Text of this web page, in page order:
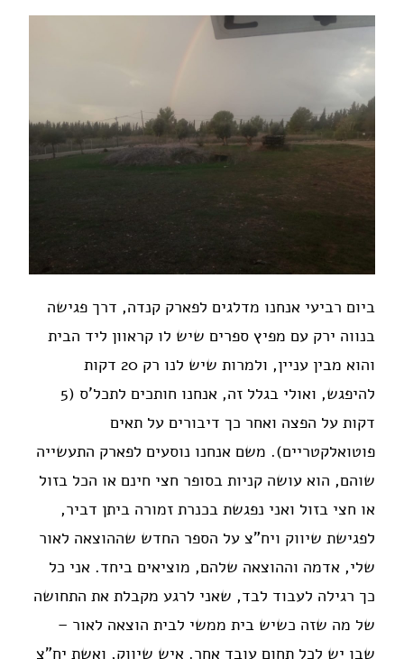
ביום רביעי אנחנו מדלגים לפארק קנדה, דרך פגישה
בנווה ירק עם מפיץ ספרים שיש לו קראוון ליד הבית
והוא מבין עניין, ולמרות שיש לנו רק 20 דקות
להיפגש, ואולי בגלל זה, אנחנו חותכים לתכל'ס (5
דקות על הפצה ואחר כך דיבורים על תאים
פוטואלקטריים). משם אנחנו נוסעים לפארק התעשייה
שוהם, הוא עושה קניות בסופר חצי חינם או הכל בזול
או חצי בזול ואני נפגשת בכנרת זמורה ביתן דביר,
לפגישת שיווק ויח"צ על הספר החדש שההוצאה לאור
שלי, אדמה וההוצאה שלהם, מוציאים ביחד. אני כל
כך רגילה לעבוד לבד, שאני לרגע מקבלת את התחושה
של מה שזה כשיש בית ממשי לבית הוצאה לאור –
שבו יש לכל תחום עובד אחר. איש שיווק, ואשת יח"צ